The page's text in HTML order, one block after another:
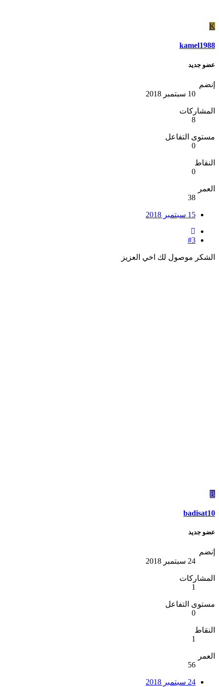
K
kamel1988
عضو جديد
إنضم
10 سبتمبر 2018
المشاركات
8
مستوى التفاعل
0
النقاط
0
العمر
38
15 سبتمبر 2018
#3
الشكر موصول لك اخي العزيز
B
badisat10
عضو جديد
إنضم
24 سبتمبر 2018
المشاركات
1
مستوى التفاعل
0
النقاط
1
العمر
56
24 سبتمبر 2018